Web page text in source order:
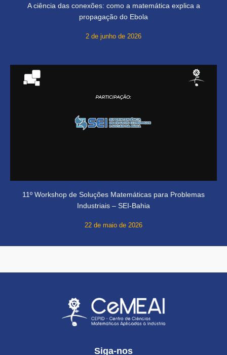
A ciência das conexões: como a matemática explica a
propagação do Ebola
2 de junho de 2026
11º Workshop de Soluções Matemáticas para Problemas
Industriais – SEI-Bahia
22 de maio de 2026
Siga-nos